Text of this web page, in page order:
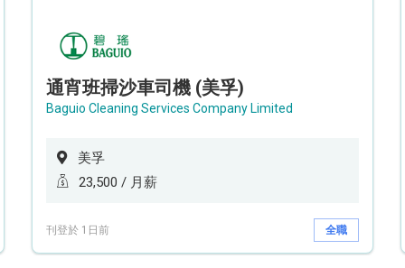
通宵班掃沙車司機 (美孚)
Baguio Cleaning Services Company Limited
美孚
23,500 / 月薪
刊登於 1日前 全職